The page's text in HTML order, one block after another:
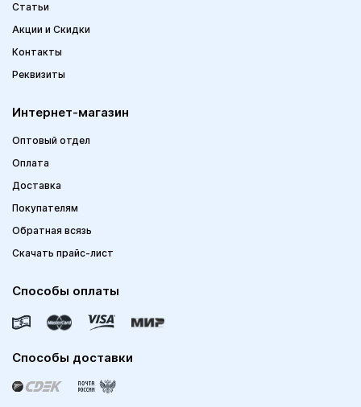
Статьи
Акции и Скидки
Контакты
Реквизиты
Интернет-магазин
Оптовый отдел
Оплата
Доставка
Покупателям
Обратная всязь
Скачать прайс-лист
Способы оплаты
Способы доставки